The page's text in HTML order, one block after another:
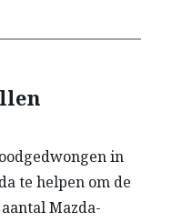
in
te helpen om de
Mazda-